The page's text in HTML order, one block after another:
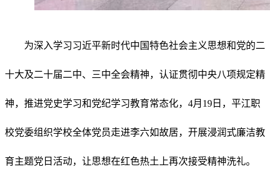
为深入学习习近平新时代中国特色社会主义思想和党的二
十大及二十届二中、三中全会精神，认证贯彻中央八项规定精
神，推进党史学习和党纪学习教育常态化，4月19日，平江职
校党委组织学校全体党员走进李六如故居，开展浸润式廉洁教
育主题党日活动，让思想在红色热土上再次接受精神洗礼。